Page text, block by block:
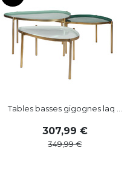
Tables basses gigognes laq ...
307,99
349,99